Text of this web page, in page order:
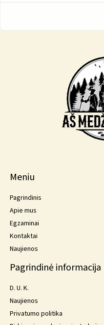
Meniu
Pagrindinis
Apie mus
Egzaminai
Kontaktai
Naujienos
Pagrindinė informacija
D. U. K.
Naujienos
Privatumo politika